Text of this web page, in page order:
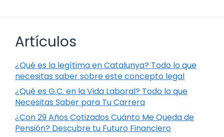
Artículos
¿Qué es la legítima en Catalunya? Todo lo que
necesitas saber sobre este concepto legal
¿Qué es G.C. en la Vida Laboral? Todo lo que
Necesitas Saber para Tu Carrera
¿Con 29 Años Cotizados Cuánto Me Queda de
Pensión? Descubre tu Futuro Financiero